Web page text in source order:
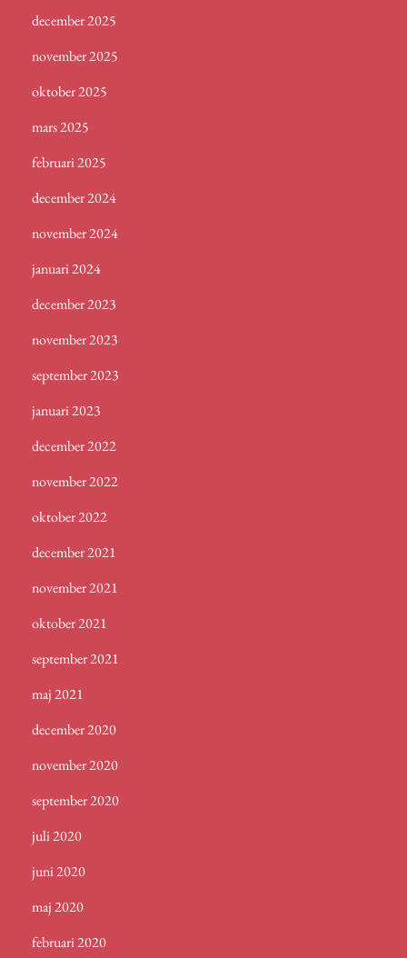
december 2025
november 2025
oktober 2025
mars 2025
februari 2025
december 2024
november 2024
januari 2024
december 2023
november 2023
september 2023
januari 2023
december 2022
november 2022
oktober 2022
december 2021
november 2021
oktober 2021
september 2021
maj 2021
december 2020
november 2020
september 2020
juli 2020
juni 2020
maj 2020
februari 2020